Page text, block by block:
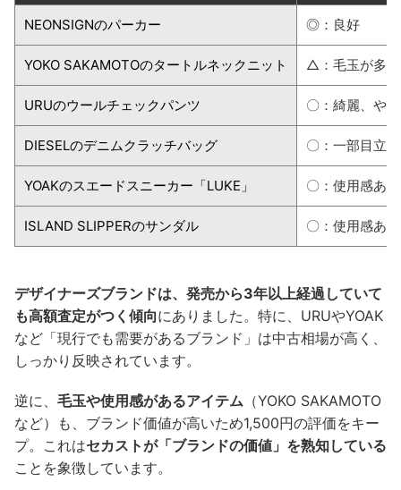
NEONSIGNのパーカー ◎：良好
YOKO SAKAMOTOのタートルネックニット △：毛玉が多数
URUのウールチェックパンツ 〇：綺麗、や
DIESELのデニムクラッチバッグ 〇：一部目立
YOAKのスエードスニーカー「LUKE」 〇：使用感あり
ISLAND SLIPPERのサンダル 〇：使用感あり
デザイナーズブランドは、発売から3年以上経過していて
も高額査定がつく傾向にありました。特に、URUやYOAK
など「現行でも需要があるブランド」は中古相場が高く、
しっかり反映されています。
逆に、 毛玉や使用感があるアイテム （YOKO SAKAMOTO
など）も、ブランド価値が高いため1,500円の評価をキー
プ。これはセカストが「ブランドの価値」を熟知している
ことを象徴しています。